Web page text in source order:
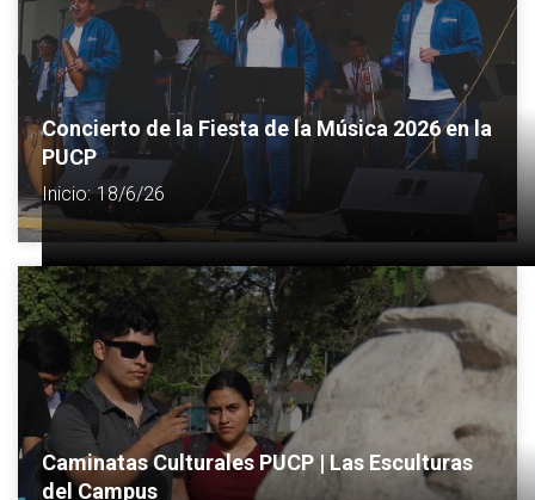
Concierto de la Fiesta de la Música 2026 en la
PUCP
Inicio: 18/6/26
Caminatas Culturales PUCP | Las Esculturas
del Campus